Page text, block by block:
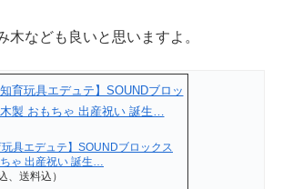
木なども良いと思いますよ。
玩具エデュテ】SOUNDブロックス
ゃ 出産祝い 誕生…
、送料込）